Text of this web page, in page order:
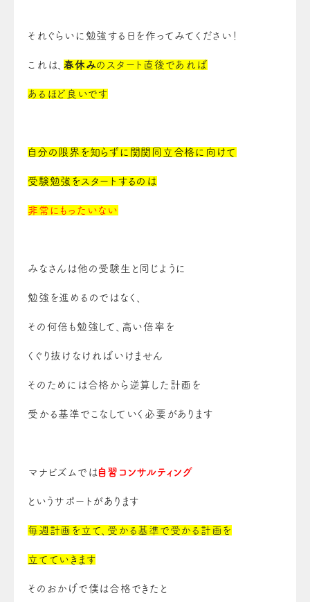
それぐらいに勉強する日を作ってみてください！
これは、 春休みのスタート直後であれば
ある ほど良いです
自分の限界を知らずに 関関同立 合格に向けて
受験勉強をスタートするのは
非常にもったいない
みなさんは他の受験生と同じように
勉強を進めるのではなく、
その何倍も勉強して、高い倍率を
くぐり抜けなければいけません
そのためには合格から逆算した計画を
受かる基準でこなしていく必要があります
マナビズムでは自習コンサルティング
というサポートがあります
毎週計画を立て、受かる基準で受かる計画を
立てていきます
そのおかげで僕は合格できたと